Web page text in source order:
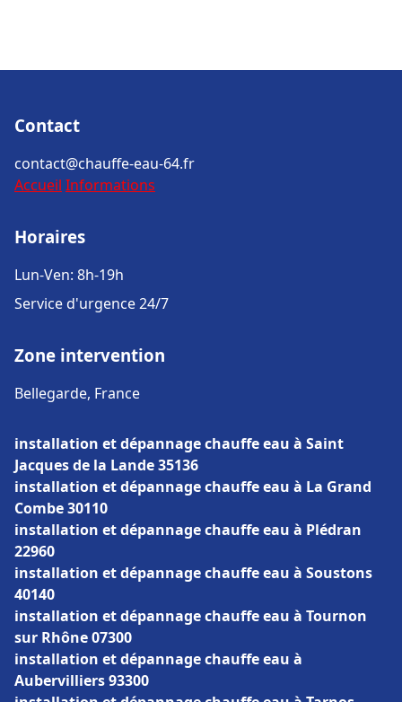
Contact
contact@chauffe-eau-64.fr
Accueil Informations
Horaires
Lun-Ven: 8h-19h
Service d'urgence 24/7
Zone intervention
Bellegarde, France
installation et dépannage chauffe eau à Saint
Jacques de la Lande 35136
installation et dépannage chauffe eau à La Grand
Combe 30110
installation et dépannage chauffe eau à Plédran
22960
installation et dépannage chauffe eau à Soustons
40140
installation et dépannage chauffe eau à Tournon
sur Rhône 07300
installation et dépannage chauffe eau à
Aubervilliers 93300